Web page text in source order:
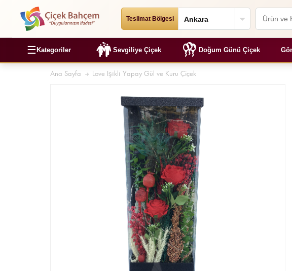
Teslimat Bölgesi
☰ Kategoriler Sevgiliye Çiçek Doğum Günü Çiçek
Ana Sayfa Love Işıklı Yapay Gül ve Kuru Çiçek